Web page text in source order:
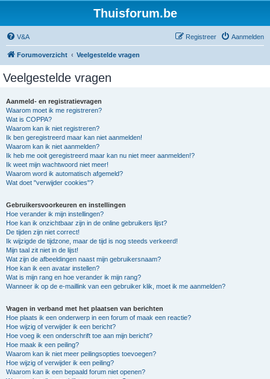
Thuisforum.be
V&A Aanmelden
Registreer
Forumoverzicht Veelgestelde vragen
Veelgestelde vragen
Aanmeld- en registratievragen
Waarom moet ik me registreren?
Wat is COPPA?
Waarom kan ik niet registreren?
Ik ben geregistreerd maar kan niet aanmelden!
Waarom kan ik niet aanmelden?
Ik heb me ooit geregistreerd maar kan nu niet meer aanmelden!?
Ik weet mijn wachtwoord niet meer!
Waarom word ik automatisch afgemeld?
Wat doet "verwijder cookies"?
Gebruikersvoorkeuren en instellingen
Hoe verander ik mijn instellingen?
Hoe kan ik onzichtbaar zijn in de online gebruikers lijst?
De tijden zijn niet correct!
Ik wijzigde de tijdzone, maar de tijd is nog steeds verkeerd!
Mijn taal zit niet in de lijst!
Wat zijn de afbeeldingen naast mijn gebruikersnaam?
Hoe kan ik een avatar instellen?
Wat is mijn rang en hoe verander ik mijn rang?
Wanneer ik op de e-maillink van een gebruiker klik, moet ik me aanmelden?
Vragen in verband met het plaatsen van berichten
Hoe plaats ik een onderwerp in een forum of maak een reactie?
Hoe wijzig of verwijder ik een bericht?
Hoe voeg ik een onderschrift toe aan mijn bericht?
Hoe maak ik een peiling?
Waarom kan ik niet meer peilingsopties toevoegen?
Hoe wijzig of verwijder ik een peiling?
Waarom kan ik een bepaald forum niet openen?